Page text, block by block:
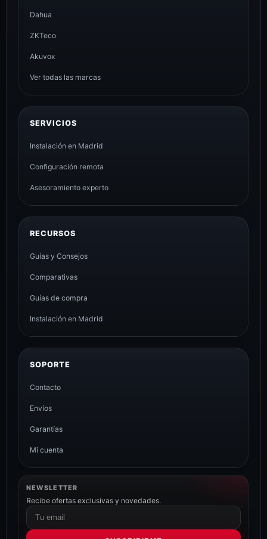
Dahua
ZKTeco
Akuvox
Ver todas las marcas
SERVICIOS
Instalación en Madrid
Configuración remota
Asesoramiento experto
RECURSOS
Guías y Consejos
Comparativas
Guías de compra
Instalación en Madrid
SOPORTE
Contacto
Envíos
Garantías
Mi cuenta
NEWSLETTER
Recibe ofertas exclusivas y novedades.
Correo
electrónico